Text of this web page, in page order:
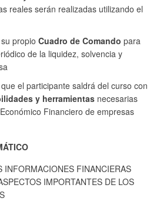
reales serán realizadas utilizando el
propio Cuadro de Comando para
de la liquidez, solvencia y
el participante saldrá del curso con
y herramientas necesarias
Financiero de empresas
INFORMACIONES FINANCIERAS
IMPORTANTES DE LOS